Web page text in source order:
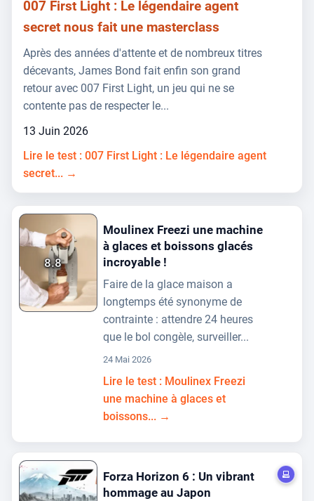
007 First Light : Le légendaire agent
secret nous fait une masterclass
Après des années d'attente et de nombreux titres
décevants, James Bond fait enfin son grand
retour avec 007 First Light, un jeu qui ne se
contente pas de respecter le...
13 Juin 2026
Lire le test : 007 First Light : Le légendaire agent
secret... →
8.8
Moulinex Freezi une machine
à glaces et boissons glacés
incroyable !
Faire de la glace maison a
longtemps été synonyme de
contrainte : attendre 24 heures
que le bol congèle, surveiller...
24 Mai 2026
Lire le test : Moulinex Freezi
une machine à glaces et
boissons... →
Forza Horizon 6 : Un vibrant
hommage au Japon